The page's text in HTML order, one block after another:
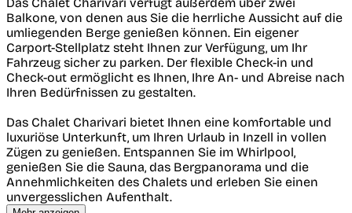
Balkone, von denen aus Sie die herrliche Aussicht auf die
umliegenden Berge genießen können. Ein eigener
Carport-Stellplatz steht Ihnen zur Verfügung, um Ihr
Fahrzeug sicher zu parken. Der flexible Check-in und
Check-out ermöglicht es Ihnen, Ihre An- und Abreise nach
Ihren Bedürfnissen zu gestalten.
Das Chalet Charivari bietet Ihnen eine komfortable und
luxuriöse Unterkunft, um Ihren Urlaub in Inzell in vollen
Zügen zu genießen. Entspannen Sie im Whirlpool,
genießen Sie die Sauna, das Bergpanorama und die
Annehmlichkeiten des Chalets und erleben Sie einen
unvergesslichen Aufenthalt.